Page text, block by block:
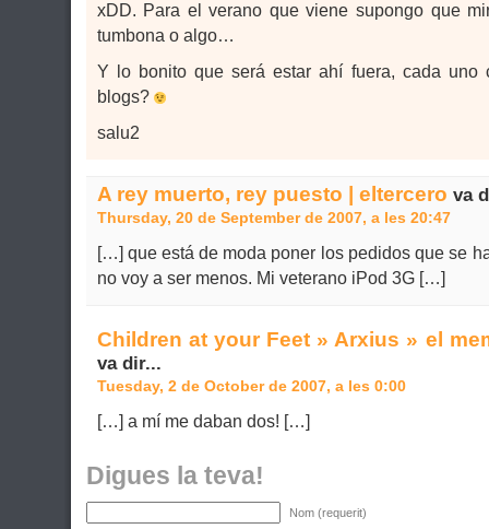
xDD. Para el verano que viene supongo que
tumbona o algo…
Y lo bonito que será estar ahí fuera, cada uno
blogs?
salu2
A rey muerto, rey puesto | eltercero va
Thursday, 20 de September de 2007, a les 20:47
[…] que está de moda poner los pedidos que se
no voy a ser menos. Mi veterano iPod 3G […]
Children at your Feet » Arxius » el
va dir...
Tuesday, 2 de October de 2007, a les 0:00
[…] a mí me daban dos! […]
Digues la teva!
Nom (requerit)